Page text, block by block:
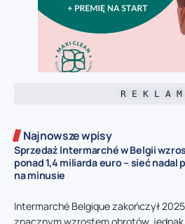
R E K L A M
Najnowsze wpisy
Sprzedaż Intermarché w Belgii
ponad 1,4 miliarda euro – sieć nadal
na minusie
Intermarché Belgique zakończył